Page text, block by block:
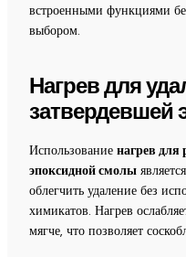
встроенными функциями
выбором.
Нагрев для
затвердевшей
Использование нагрев для
эпоксидной смолы
облегчить удаление без
химикатов. Нагрев
мягче, что позволяет